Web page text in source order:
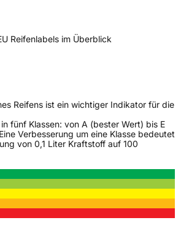
Reifenlabels im Überblick
Reifens ist ein wichtiger Indikator für die
fünf Klassen: von A (bester Wert) bis E
Verbesserung um eine Klasse bedeutet
von 0,1 Liter Kraftstoff auf 100